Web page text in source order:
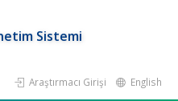
Sistemi
Araştırmacı Girişi English